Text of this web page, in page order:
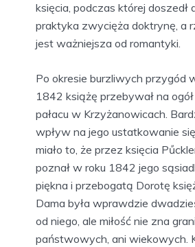
księcia, podczas której doszedł
praktyka zwycięża doktrynę, a
jest ważniejsza od romantyki.
Po okresie burzliwych przygód
1842 książę przebywał na
pałacu w Krzyżanowicach.
wpływ na jego ustatkowanie
miało to, że przez księcia
poznał w roku 1842 jego
piękna i przebogatą Dorotę
Dama była wprawdzie
od niego, ale miłość nie zna
państwowych, ani wiekowych.